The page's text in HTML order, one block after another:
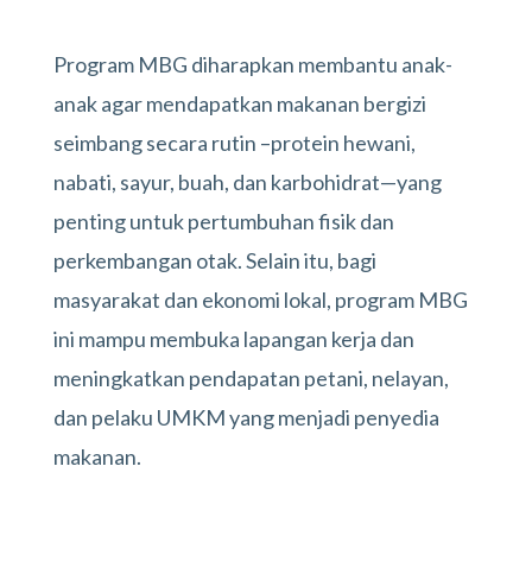
Program MBG diharapkan membantu anak-
anak agar mendapatkan makanan bergizi
seimbang secara rutin –protein hewani,
nabati, sayur, buah, dan karbohidrat—yang
penting untuk pertumbuhan fisik dan
perkembangan otak. Selain itu, bagi
masyarakat dan ekonomi lokal, program MBG
ini mampu membuka lapangan kerja dan
meningkatkan pendapatan petani, nelayan,
dan pelaku UMKM yang menjadi penyedia
makanan.